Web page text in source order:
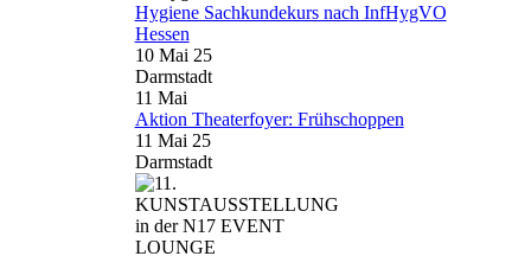
Hygiene Sachkundekurs nach InfHygVO
Hessen
10 Mai 25
Darmstadt
11 Mai
Aktion Theaterfoyer: Frühschoppen
11 Mai 25
Darmstadt